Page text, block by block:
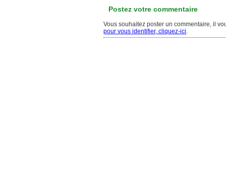
Postez votre commentaire
Vous souhaitez poster un commentaire, il
pour vous identifier, cliquez-ici.